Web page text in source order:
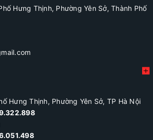
Hưng Thịnh, Phường Yên Sở, Thành Phố
Hưng Thịnh, Phường Yên Sở, TP Hà Nội